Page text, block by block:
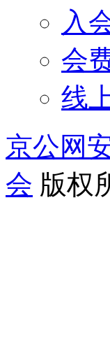
入
会
线
京公网
会 版权